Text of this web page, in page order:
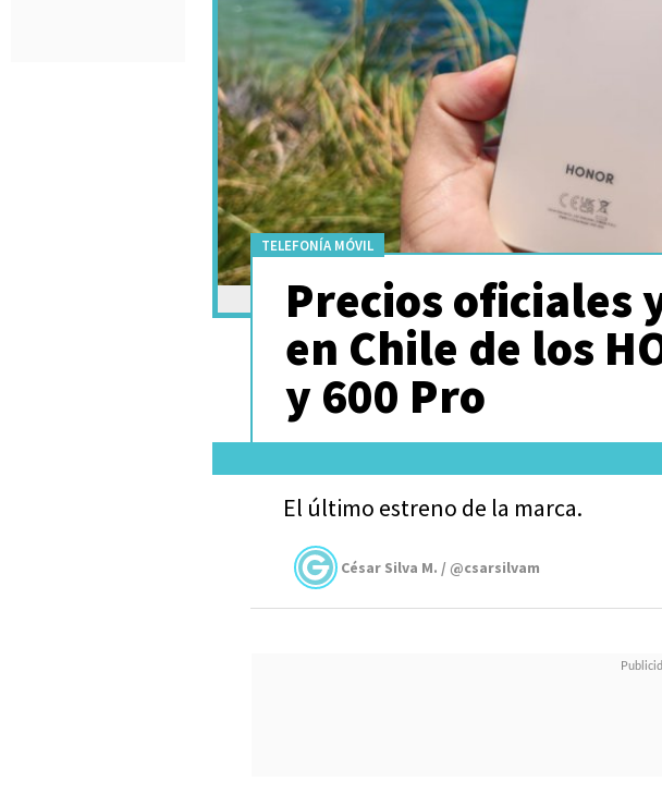
TELEFONÍA MÓVIL
Precios oficiales
en Chile de los
y 600 Pro
El último estreno de la marca.
César Silva M. / @csarsilvam